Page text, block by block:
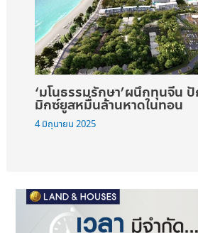
‘มโนธรรมรักษา’ผนึกทุนจีน
มิกซ์ยูสหมื่นล้านหาดในทอน
4 มิถุนายน 2025